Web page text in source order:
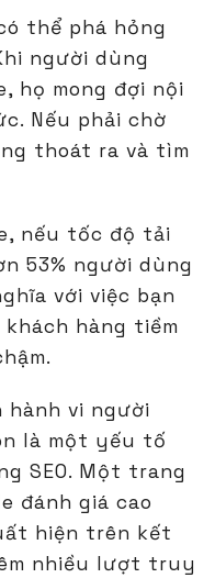
thể phá hỏng
người dùng
họ mong đợi nội
Nếu phải chờ
thoát ra và tìm
nếu tốc độ tải
53% người dùng
với việc bạn
hàng tiềm
hành vi người
là một yếu tố
SEO. Một trang
đánh giá cao
hiện trên kết
nhiều lượt truy